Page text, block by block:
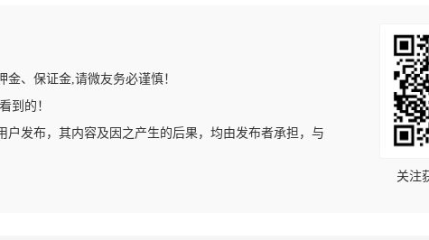
、保证金,请微友务必谨慎！
到的！
户发布，其内容及因之产生的后果，均由发布者承担，与
关注